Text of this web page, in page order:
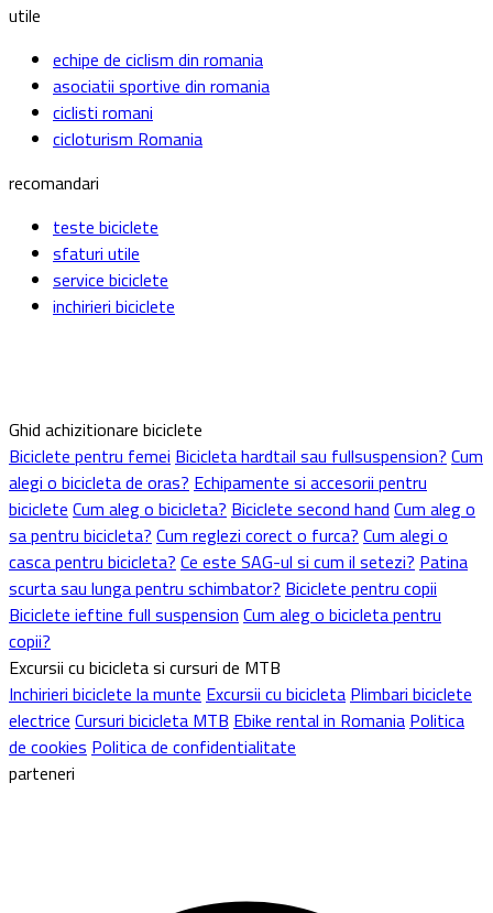
utile
echipe de ciclism din romania
asociatii sportive din romania
ciclisti romani
cicloturism Romania
recomandari
teste biciclete
sfaturi utile
service biciclete
inchirieri biciclete
Ghid achizitionare biciclete
Biciclete pentru femei Bicicleta hardtail sau fullsuspension? Cum
alegi o bicicleta de oras? Echipamente si accesorii pentru
biciclete Cum aleg o bicicleta? Biciclete second hand Cum aleg o
sa pentru bicicleta? Cum reglezi corect o furca? Cum alegi o
casca pentru bicicleta? Ce este SAG-ul si cum il setezi? Patina
scurta sau lunga pentru schimbator? Biciclete pentru copii
Biciclete ieftine full suspension Cum aleg o bicicleta pentru
copii?
Excursii cu bicicleta si cursuri de MTB
Inchirieri biciclete la munte Excursii cu bicicleta Plimbari biciclete
electrice Cursuri bicicleta MTB Ebike rental in Romania Politica
de cookies Politica de confidentialitate
parteneri